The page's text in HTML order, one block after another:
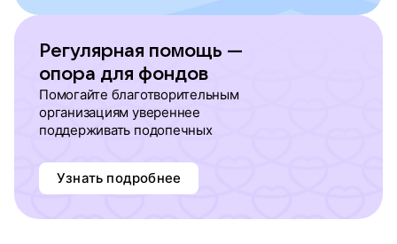
Регулярная помощь —
опора для фондов
Помогайте благотворительным
организациям увереннее
поддерживать подопечных
Узнать подробнее